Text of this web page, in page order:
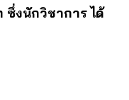
งนักวิชาการ ได้